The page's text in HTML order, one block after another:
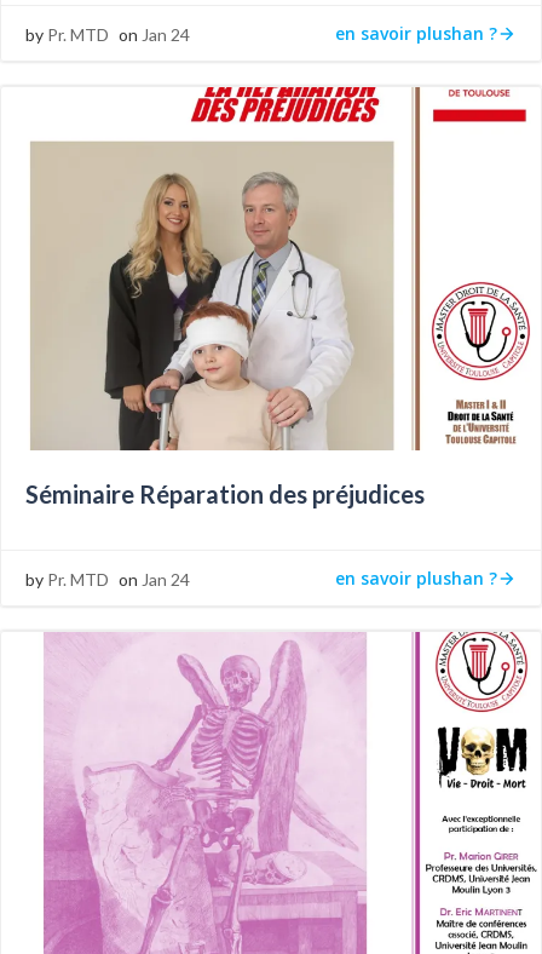
by Pr. MTD on Jan 24 en savoir plushan ?
Séminaire Réparation des préjudices
by Pr. MTD on Jan 24 en savoir plushan ?